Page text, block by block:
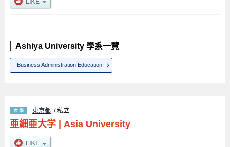
Ashiya University 學系一覽
Business Administration Education
東京都 / 私立
亜細亜大学| Asia University